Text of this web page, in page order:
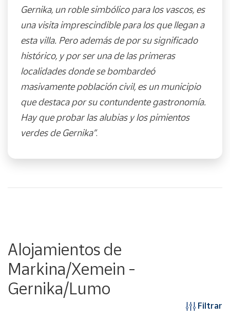
Gernika, un roble simbólico para los vascos, es
una visita imprescindible para los que llegan a
esta villa. Pero además de por su significado
histórico, y por ser una de las primeras
localidades donde se bombardeó
masivamente población civil, es un municipio
que destaca por su contundente gastronomía.
Hay que probar las alubias y los pimientos
verdes de Gernika”.
Alojamientos de
Markina/Xemein -
Gernika/Lumo
Filtrar